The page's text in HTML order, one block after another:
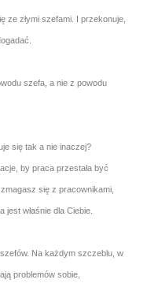
ze złymi szefami. I przekonuje,
szefa, a nie z powodu
się tak a nie inaczej?
by praca przestała być
się z pracownikami,
właśnie dla Ciebie.
Na każdym szczeblu, w
problemów sobie,